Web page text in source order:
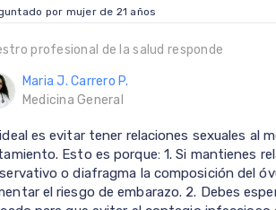
por mujer de 21 años
profesional de la salud responde
Maria J. Carrero P.
Medicina General
es evitar tener relaciones sexuales al
Esto es porque: 1. Si mantienes
o diafragma la composición del
el riesgo de embarazo. 2. Debes